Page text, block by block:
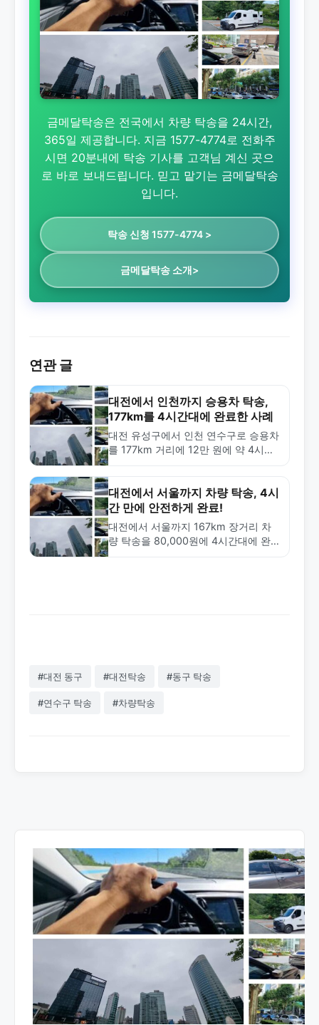
금메달탁송은 전국에서 차량 탁송을 24시간,
365일 제공합니다. 지금 1577-4774로 전화주
시면 20분내에 탁송 기사를 고객님 계신 곳으
로 바로 보내드립니다. 믿고 맡기는 금메달탁송
입니다.
탁송 신청 1577-4774 >
금메달탁송 소개>
연관 글
대전에서 인천까지 승용차 탁송,
177km를 4시간대에 완료한 사례
대전 유성구에서 인천 연수구로 승용차
를 177km 거리에 12만 원에 약 4시간
대전에서 서울까지 차량 탁송, 4시
간 만에 안전하게 완료!
대전에서 서울까지 167km 장거리 차
량 탁송을 80,000원에 4시간대에 완료
#대전 동구 #대전탁송 #동구 탁송
#연수구 탁송 #차량탁송